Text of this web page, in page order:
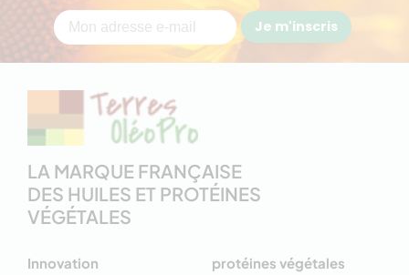
Je m'inscris
LA MARQUE FRANÇAISE
DES HUILES ET PROTÉINES
VÉGÉTALES
Innovation
protéines végétales